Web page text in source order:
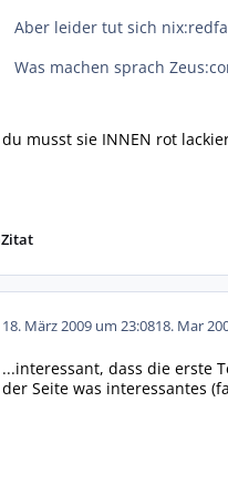
Aber leider tut sich
Was machen sprach
du musst sie INNEN rot
Zitat
18. März 2009 um 23:0818. Mar
...interessant, dass die erste
der Seite was interessantes